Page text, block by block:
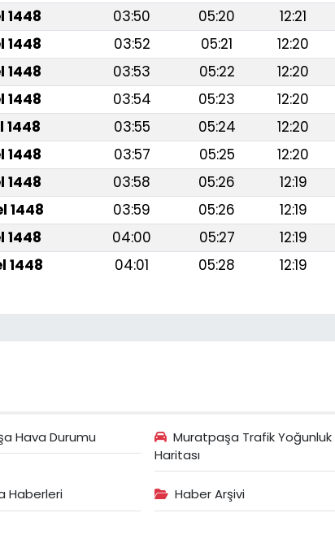
1448 03:50 05:20 12:21
1448 03:52 05:21 12:20
1448 03:53 05:22 12:20
1448 03:54 05:23 12:20
1448 03:55 05:24 12:20
1448 03:57 05:25 12:20
1448 03:58 05:26 12:19
1448 03:59 05:26 12:19
1448 04:00 05:27 12:19
1448 04:01 05:28 12:19
Hava Durumu
Muratpaşa Trafik Yoğunluk
Haritası
Haberleri Haber Arşivi